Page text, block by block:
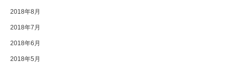
2018年8月
2018年7月
2018年6月
2018年5月